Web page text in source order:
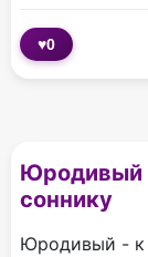
♥0
Юродивый
соннику
Юродивый - к